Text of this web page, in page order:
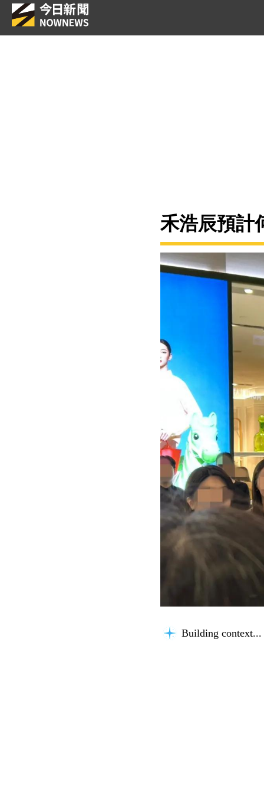
禾浩辰預計
Building context...